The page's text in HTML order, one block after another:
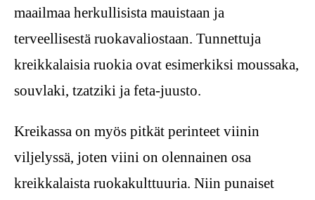
maailmaa herkullisista mauistaan ja
terveellisestä ruokavaliostaan. Tunnettuja
kreikkalaisia ruokia ovat esimerkiksi moussaka,
souvlaki, tzatziki ja feta-juusto.
Kreikassa on myös pitkät perinteet viinin
viljelyssä, joten viini on olennainen osa
kreikkalaista ruokakulttuuria. Niin punaiset